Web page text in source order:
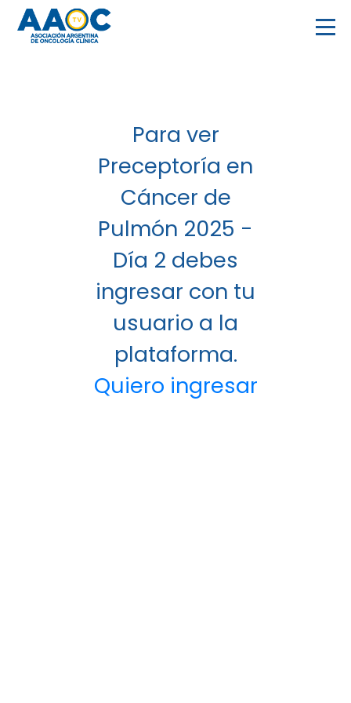
Para ver
Preceptoría en
Cáncer de
Pulmón 2025 -
Día 2 debes
ingresar con tu
usuario a la
plataforma.
Quiero ingresar